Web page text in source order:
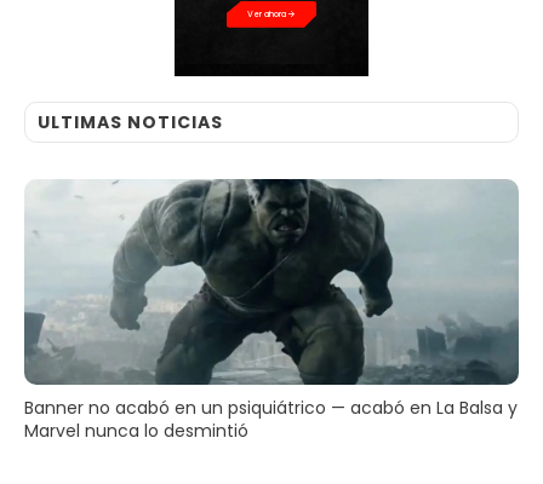
Ver ahora
ULTIMAS NOTICIAS
Banner no acabó en un psiquiátrico — acabó en La Balsa y
Marvel nunca lo desmintió